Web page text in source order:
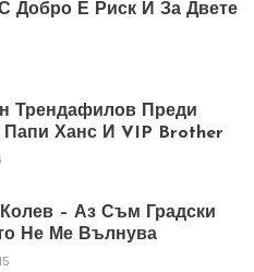
Добро Е Риск И За Двете
Трендафилов Преди
Папи Ханс И VIP Brother
– Аз Съм Градски
Не Ме Вълнува